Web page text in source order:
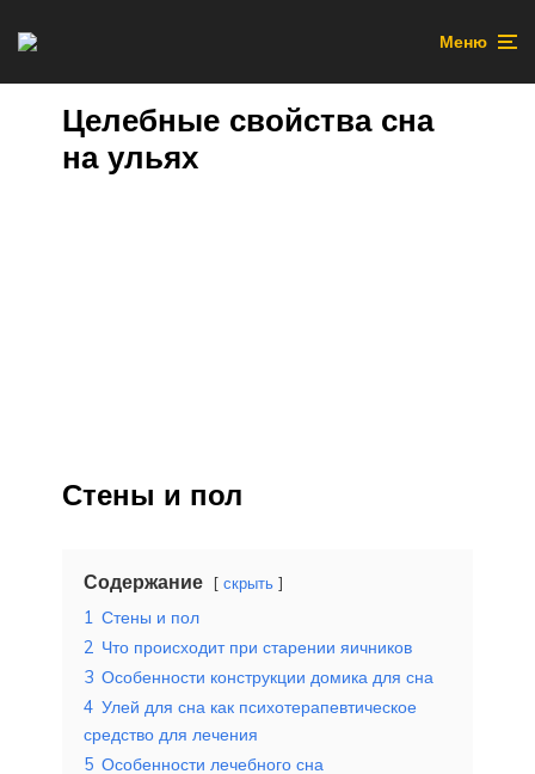
Меню
Целебные свойства сна
на ульях
Стены и пол
Содержание скрыть
1 Стены и пол
2 Что происходит при старении яичников
3 Особенности конструкции домика для сна
4 Улей для сна как психотерапевтическое
средство для лечения
5 Особенности лечебного сна